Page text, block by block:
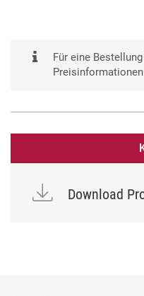
Für eine
Download